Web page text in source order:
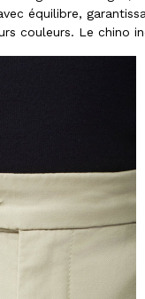
équilibre,
couleurs. Le chino